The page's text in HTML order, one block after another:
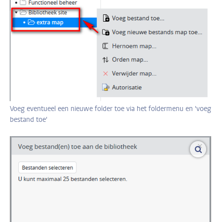
Voeg eventueel een nieuwe folder toe via het foldermenu en 'voeg
bestand toe'